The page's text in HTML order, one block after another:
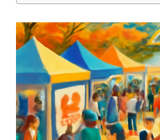
게임 스포츠 사진 대출
맛집 IT 컴퓨터 기술
의료 의학 경제 마케팅